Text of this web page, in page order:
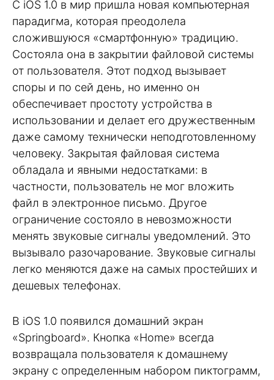
С iOS 1.0 в мир пришла новая компьютерная
парадигма, которая преодолела
сложившуюся «смартфонную» традицию.
Состояла она в закрытии файловой системы
от пользователя. Этот подход вызывает
споры и по сей день, но именно он
обеспечивает простоту устройства в
использовании и делает его дружественным
даже самому технически неподготовленному
человеку. Закрытая файловая система
обладала и явными недостатками: в
частности, пользователь не мог вложить
файл в электронное письмо. Другое
ограничение состояло в невозможности
менять звуковые сигналы уведомлений. Это
вызывало разочарование. Звуковые сигналы
легко меняются даже на самых простейших и
дешевых телефонах.
В iOS 1.0 появился домашний экран
«Springboard». Кнопка «Home» всегда
возвращала пользователя к домашнему
экрану с определенным набором пиктограмм,